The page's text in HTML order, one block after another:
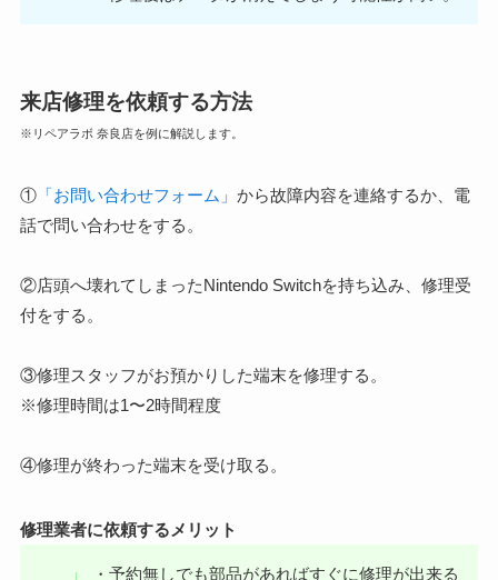
来店修理を依頼する方法
※リペアラボ 奈良店を例に解説します。
①「お問い合わせフォーム」 から故障内容を連絡するか、電
話で問い合わせをする。
②店頭へ壊れてしまったNintendo Switchを持ち込み、修理受
付をする。
③修理スタッフがお預かりした端末を修理する。
※修理時間は1〜2時間程度
④修理が終わった端末を受け取る。
修理業者に依頼するメリット
・予約無しでも部品があればすぐに修理が出来る